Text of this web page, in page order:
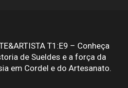
T1:E9 – Conheça
de Sueldes e a força da
em Cordel e do Artesanato.